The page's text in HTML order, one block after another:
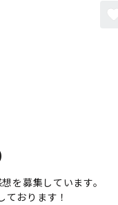
を募集しています。
おります！